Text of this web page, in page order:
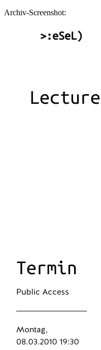
Archiv-Screenshot: